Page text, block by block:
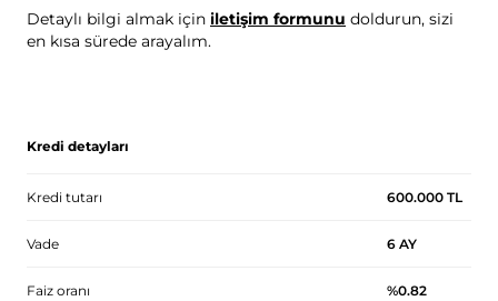
Detaylı bilgi almak için iletişim formunu doldurun, sizi
en kısa sürede arayalım.
Kredi detayları
Kredi tutarı
Vade
Faiz oranı
600.000 TL
6 AY
%0.82